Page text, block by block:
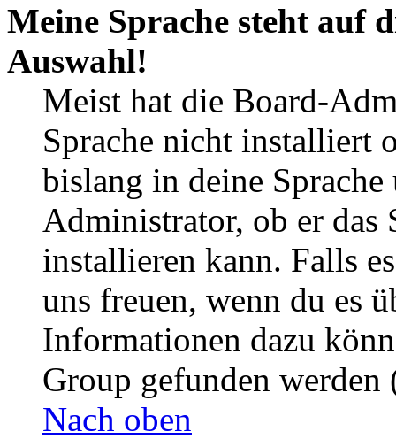
Meine Sprache steht auf
Auswahl!
Meist hat die Board-
Sprache nicht installiert
bislang in deine
Administrator, ob er das
installieren kann. Falls
uns freuen, wenn du es
Informationen dazu
Group gefunden
Nach oben